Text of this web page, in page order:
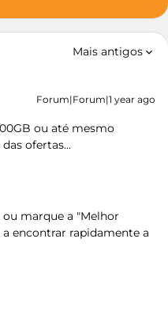
Mais antigos
Forum|Forum|1 year ago
ou até mesmo
ofertas...
marque a "Melhor
encontrar rapidamente a